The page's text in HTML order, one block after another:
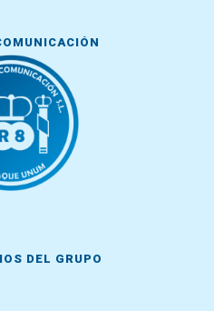
DEL GRUPO